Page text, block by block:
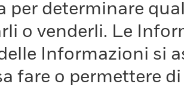
per determinare
o venderli. Le
Informazioni si
fare o permettere